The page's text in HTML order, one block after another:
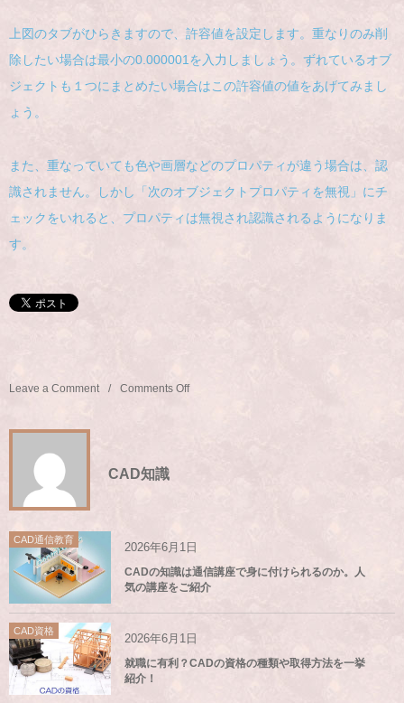
上図のタブがひらきますので、許容値を設定します。重なりのみ削
除したい場合は最小の0.000001を入力しましょう。ずれているオブ
ジェクトも１つにまとめたい場合はこの許容値の値をあげてみまし
ょう。
また、重なっていても色や画層などのプロパティが違う場合は、認
識されません。しかし「次のオブジェクトプロパティを無視」にチ
ェックをいれると、プロパティは無視され認識されるようになりま
す。
Leave a Comment Comments Off
CAD知識
CAD通信教育
2026年6月1日
CADの知識は通信講座で身に付けられるのか。人
気の講座をご紹介
CAD資格
2026年6月1日
就職に有利？CADの資格の種類や取得方法を一挙
紹介！